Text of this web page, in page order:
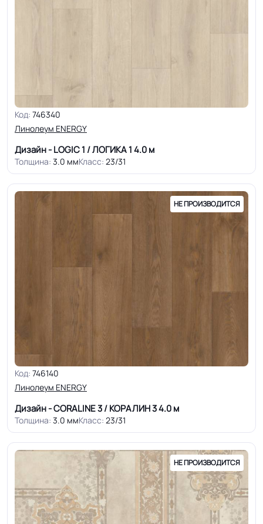
Код: 746340
Линолеум ENERGY
Дизайн - LOGIC 1 / ЛОГИКА 14.0 м
Толщина: 3.0 ммКласс: 23/31
НЕ ПРОИЗВОДИТСЯ
Код: 746140
Линолеум ENERGY
Дизайн - CORALINE 3 / КОРАЛИН 34.0 м
Толщина: 3.0 ммКласс: 23/31
НЕ ПРОИЗВОДИТСЯ